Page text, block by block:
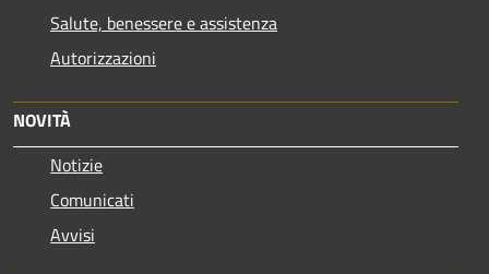
Salute, benessere e assistenza
Autorizzazioni
NOVITÀ
Notizie
Comunicati
Avvisi